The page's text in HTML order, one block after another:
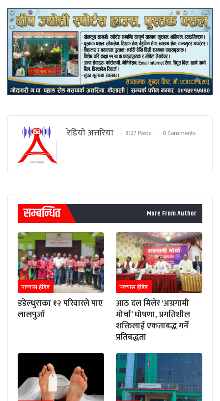
रेडियाे अत्तरिया 8127 Posts 0 Comments
सम्बन्धित More From Author
फ्ल्यास हेडिङ
डडेल्धुराका १२ परिवारले पाए
लालपुर्जा
फ्ल्यास हेडिङ
आठ दल मिलेर ‘अग्रगामी
मोर्चा’ घोषणा, प्रगतिशील
शक्तिलाई एकताबद्ध गर्ने
प्रतिबद्धता